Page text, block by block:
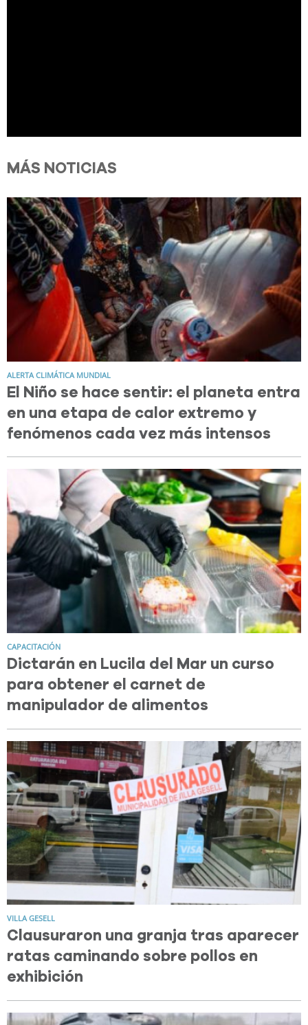
MÁS NOTICIAS
ALERTA CLIMÁTICA MUNDIAL
El Niño se hace sentir: el planeta entra
en una etapa de calor extremo y
fenómenos cada vez más intensos
CAPACITACIÓN
Dictarán en Lucila del Mar un curso
para obtener el carnet de
manipulador de alimentos
VILLA GESELL
Clausuraron una granja tras aparecer
ratas caminando sobre pollos en
exhibición